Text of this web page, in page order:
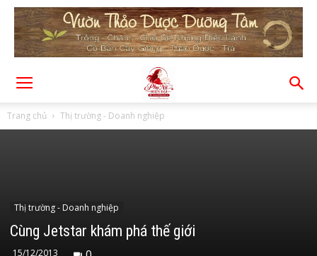
Trang chủ Thị trường - Doanh nghiệp
Thị trường - Doanh nghiệp
Cùng Jetstar khám phá thế giới
15/12/2013